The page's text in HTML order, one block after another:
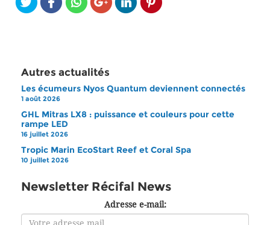
Autres actualités
Les écumeurs Nyos Quantum deviennent connectés
1 août 2026
GHL Mitras LX8 : puissance et couleurs pour cette
rampe LED
16 juillet 2026
Tropic Marin EcoStart Reef et Coral Spa
10 juillet 2026
Newsletter Récifal News
Adresse e-mail: